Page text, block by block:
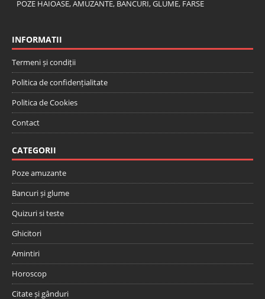
POZE HAIOASE, AMUZANTE, BANCURI, GLUME, FARSE
INFORMATII
Termeni și condiții
Politica de confidențialitate
Politica de Cookies
Contact
CATEGORII
Poze amuzante
Bancuri și glume
Quizuri si teste
Ghicitori
Amintiri
Horoscop
Citate și gânduri